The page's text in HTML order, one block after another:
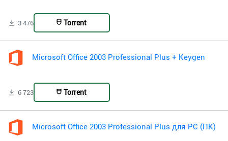
3 476 Torrent
Microsoft Office 2003 Professional Plus + Keygen
6 723 Torrent
Microsoft Office 2003 Professional Plus для PC (ПК)